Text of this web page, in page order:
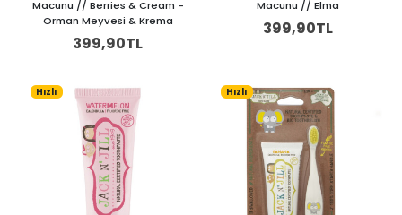
Macunu // Berries & Cream -
Orman Meyvesi & Krema
399,90TL
Macunu // Elma
399,90TL
Hızlı Hızlı